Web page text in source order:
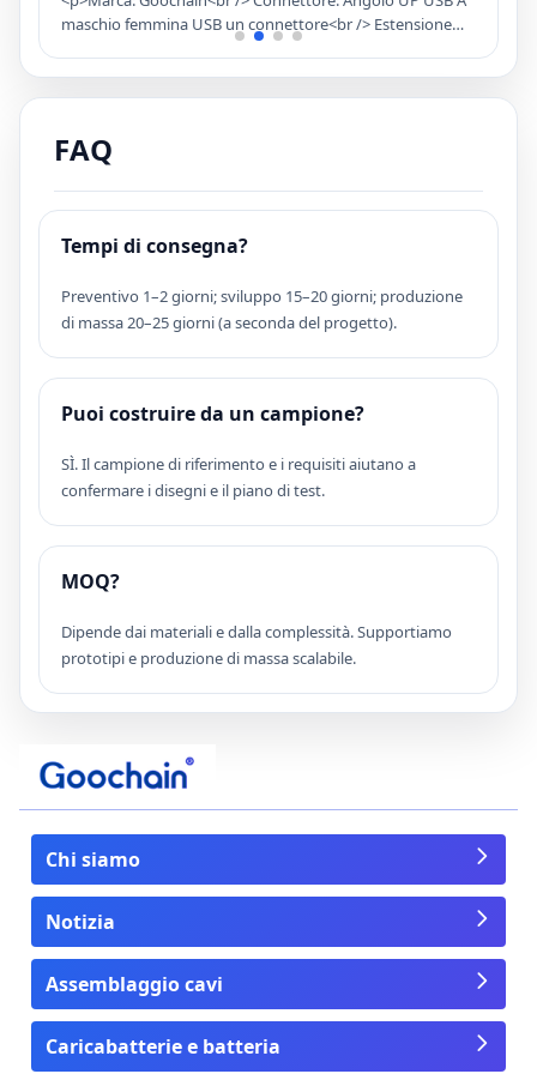
maschio femmina USB un connettore<br /> Estensione
personalizzata USB un maschio a una specifica del cavo
femminile<br /> Attuale: 2.4a o capacit&agrave;
personalizzata &egrave; il supporto<br /> Gaudo per cavi:
estensione per estendere i cavi di ricarica</p>
FAQ
Tempi di consegna?
Preventivo 1–2 giorni; sviluppo 15–20 giorni; produzione
di massa 20–25 giorni (a seconda del progetto).
Puoi costruire da un campione?
SÌ. Il campione di riferimento e i requisiti aiutano a
confermare i disegni e il piano di test.
MOQ?
Dipende dai materiali e dalla complessità. Supportiamo
prototipi e produzione di massa scalabile.
Chi siamo
Notizia
Assemblaggio cavi
Caricabatterie e batteria